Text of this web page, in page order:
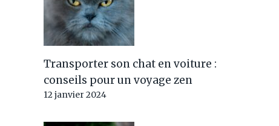
Transporter son chat en voiture :
conseils pour un voyage zen
12 janvier 2024